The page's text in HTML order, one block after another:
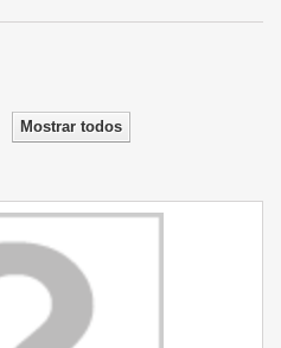
Mostrar todos